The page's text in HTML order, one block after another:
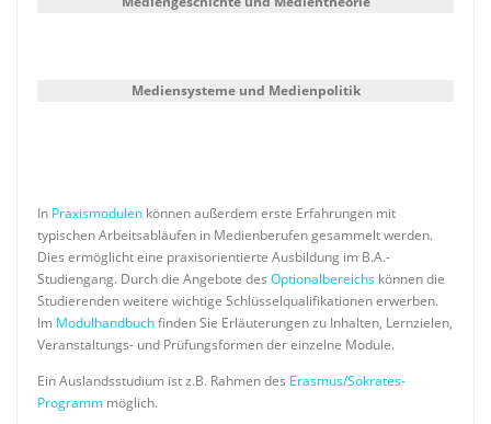
Mediensysteme und Medienpolitik
In Praxismodulen können außerdem erste Erfahrungen mit
typischen Arbeitsabläufen in Medienberufen gesammelt werden.
Dies ermöglicht eine praxisorientierte Ausbildung im B.A.-
Studiengang. Durch die Angebote desOptionalbereichs können die
Studierenden weitere wichtige Schlüsselqualifikationen erwerben.
Im Modulhandbuchfinden Sie Erläuterungen zu Inhalten, Lernzielen,
Veranstaltungs- und Prüfungsformen der einzelne Module.
Ein Auslandsstudium ist z.B. Rahmen des Erasmus/Sokrates-
Programm möglich.